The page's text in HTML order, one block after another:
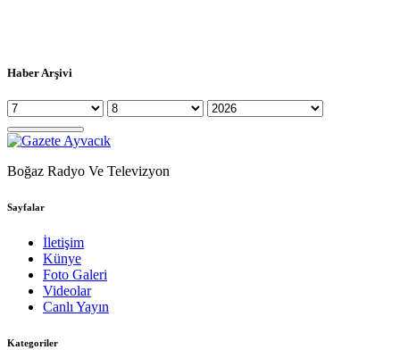
Haber Arşivi
Boğaz Radyo Ve Televizyon
Sayfalar
İletişim
Künye
Foto Galeri
Videolar
Canlı Yayın
Kategoriler